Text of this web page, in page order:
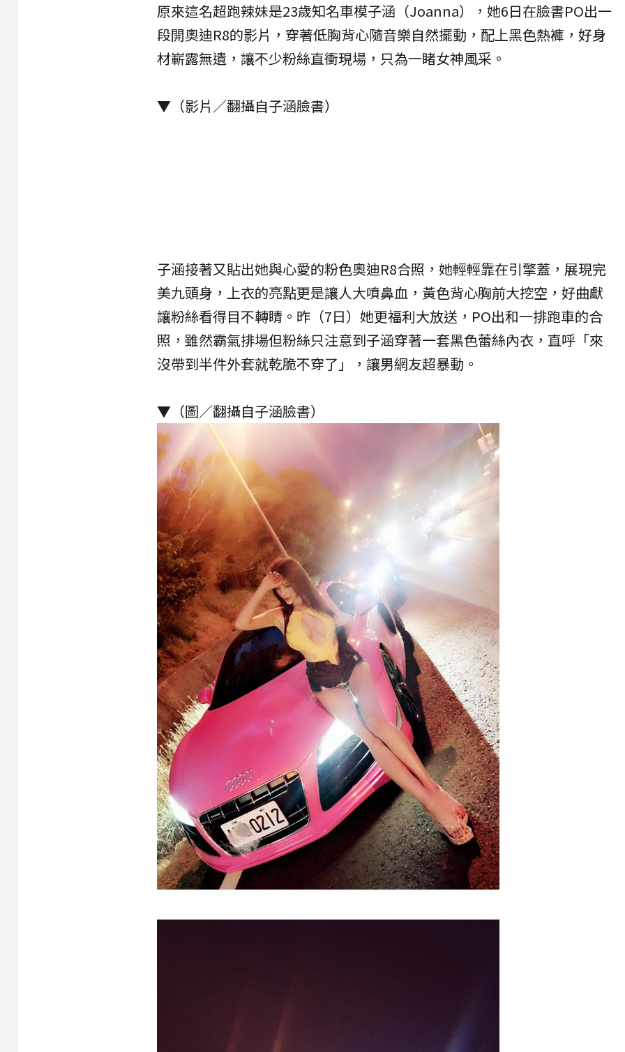
原來這名超跑辣妹是23歲知名車模子涵（Joanna），她6日在臉書PO出一
段開奧迪R8的影片，穿著低胸背心隨音樂自然擺動，配上黑色熱褲，好身
材嶄露無遺，讓不少粉絲直衝現場，只為一睹女神風采。
▼（影片／翻攝自子涵臉書）
子涵接著又貼出她與心愛的粉色奧迪R8合照，她輕輕靠在引擎蓋，展現完
美九頭身，上衣的亮點更是讓人大噴鼻血，黃色背心胸前大挖空，好曲獻
讓粉絲看得目不轉睛。昨（7日）她更福利大放送，PO出和一排跑車的合
照，雖然霸氣排場但粉絲只注意到子涵穿著一套黑色蕾絲內衣，直呼「來
沒帶到半件外套就乾脆不穿了」，讓男網友超暴動。
▼（圖／翻攝自子涵臉書）